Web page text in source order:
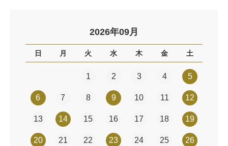
2026年09月
日 月 火 水 木 金 土
1 2 3 4 5
6 7 8 9 10 11 12
13 14 15 16 17 18 19
20 21 22 23 24 25 26